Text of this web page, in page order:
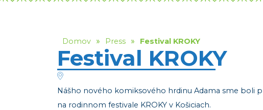
Domov » Press » Festival KROKY
Festival KROKY
Nášho nového komiksového hrdinu Adama sme boli
na rodinnom festivale KROKY v Košiciach.